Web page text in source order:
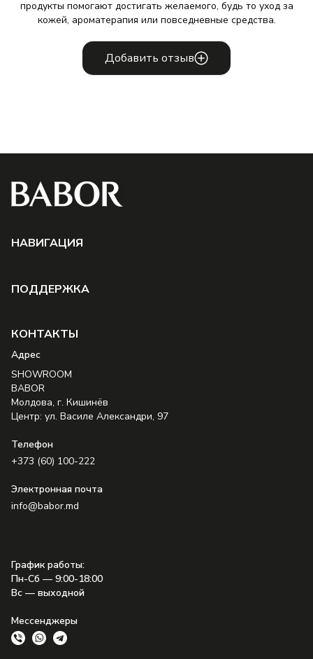
продукты помогают достигать желаемого, будь то уход за
кожей, ароматерапия или повседневные средства.
Добавить отзыв
НAВИГАЦИЯ
ПОДДЕРЖКА
КОНТАКТЫ
Aдрес
SHOWROOM
BABOR
Молдова, г. Кишинёв
Центр: ул. Василе Александри, 97
Телефон
+373 (60) 100-222
Электронная почта
info@babor.md
График работы:
Пн-Сб — 9:00-18:00
Вс — выходной
Мессенджеры